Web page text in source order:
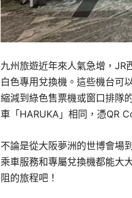
九州旅遊近年來人氣急增，JR
白色專用兌換機。這些機台可
縮減到綠色售票機或窗口排隊
車「HARUKA」相同，憑QR
不論是從大阪夢洲的世博會場
乘車服務和專屬兌換機都能大
阻的旅程吧！